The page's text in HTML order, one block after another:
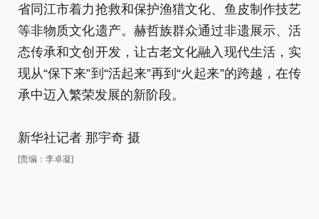
省同江市着力抢救和保护渔猎文化、鱼皮制作技艺
等非物质文化遗产。赫哲族群众通过非遗展示、活
态传承和文创开发，让古老文化融入现代生活，实
现从“保下来”到“活起来”再到“火起来”的跨越，在传
承中迈入繁荣发展的新阶段。
新华社记者 那宇奇 摄
[责编：李卓凝]